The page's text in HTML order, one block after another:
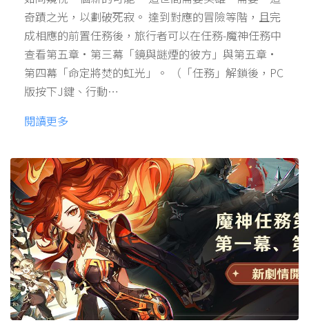
奇蹟之光，以劃破死寂。 達到對應的冒險等階，且完
成相應的前置任務後，旅行者可以在任務-魔神任務中
查看第五章·第三幕「鏡與謎煙的彼方」與第五章·
第四幕「命定將焚的虹光」。 （「任務」解鎖後，PC
版按下J鍵、行動…
閱讀更多